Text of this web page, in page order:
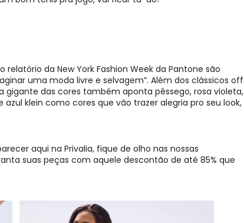
relatório da New York Fashion Week da Pantone são
uma moda livre e selvagem”. Além dos clássicos off
gigante das cores também aponta pêssego, rosa violeta,
klein como cores que vão trazer alegria pro seu look,
aqui na Privalia, fique de olho nas nossas
suas peças com aquele descontão de até 85% que